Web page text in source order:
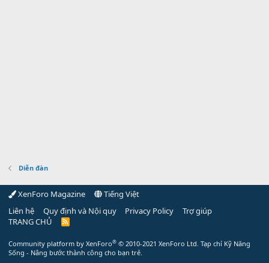
Diễn đàn
XenForo Magazine
Tiếng Việt
Liên hệ
Quy định và Nội quy Privacy Policy
Trợ giúp
TRANG CHỦ
R
Community platform by XenForo® © 2010-2021 XenForo Ltd. Tạp chí Kỹ Năng
Sống - Nâng bước thành công cho bạn trẻ.